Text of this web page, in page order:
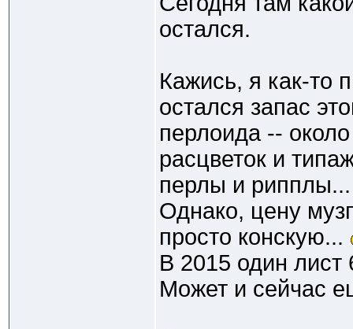
остался.
Кажись, я как-то
остался запас
перлоида --
расцветок и
перлы и рипплы...
Однако, цену
просто конскую...
В 2015 один лист
Может и сейчас